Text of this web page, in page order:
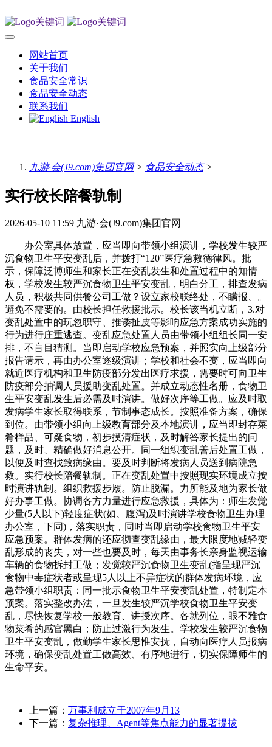
网站首页
关于我们
食品安全常识
食品安全动态
联系我们
English
九游·会(J9.com)集团官网> 食品安全动态>
实行校长陪餐轨制
2026-05-10 11:59 九游·会(J9.com)集团官网
办公室具体放置，应当即向带领小组演讲，学校发生较严
沉食物卫生平安变乱后，并拨打“120”医疗急救德律风。批
示，保障泛博师生和家长正在变乱发生和处置过程中的知情
权，学校发生较严沉食物卫生平安变乱，明白分工，排查发病
人员，积极共同供餐公司工做？设立家校联络处，不瞒报、。
避免不需要的。由校长担任救援批示。校长该当机立断，3.对
变乱处置中的玩忽职守、推诿扯皮等影响应急方案成功实施的
行为进行庄重逃查。变乱应急处置人员由带领小组组长同一安
排，不盲目猜测。当即启动学校应急预案，并照实向上级部分
报告请示，再由办公室逐级演讲；学校和社会不变，应当即向
就近医疗机构和卫生防疫部分发出医疗求援，需要时可向卫生
防疫部分抽调人员援助变乱处置。并成立动态性名册，食物卫
生平安变乱发生后必需及时演讲。做好次序等工做。应及时取
发病学生家长取得联系，节制事态成长。按照准备方案，确保
到位。由带领小组向上级教育部分及本地演讲，应当即封存菜
肴样品、可疑食物，初步摸清症状，及时解答家长提出的问
题，及时、精确做好消息公开。同一组织变乱善后处置工做，
以便及时查找致病缘由。要及时判断将发病人员送到病院急
救。实行校长陪餐轨制。正在变乱处置中按照现实环境成立按
时演讲轨制。组织救援步履。防止脱漏。力所能及地为家长做
好办事工做。协调各方力量进行应急救援，具体为：师生发觉
少量(5人以下)轻度症状(如、腹泻)及时演讲学校食物卫生办理
办公室，下同)，落实职责，同时当即启动学校食物卫生平安
应急预案。群体发病的还应彻查变乱缘由，最大限度地减轻变
乱形成的丧失，对一些也要及时，每天由事务长亲身监视运输
车辆的食物拆封工做；发觉较严沉食物卫生变乱(指呈现严沉
食物中毒症状者或呈现5人以上不异症状的群体发病环境，应
急带领小组职责：同一批示食物卫生平安变乱处置，特制定本
预案。落实整改办法，一旦发生较严沉学校食物卫生平安变
乱，尽快恢复学校一般教育、讲授次序。各就列位，眼不雅食
物菜肴的感官黑白；防止过激行为发生。学校发生较严沉食物
卫生平安变乱，做勤学生家长思惟安抚，自动向医疗人员报病
环境，确保变乱处置工做高效、有序地进行，切实保障师生的
生命平安。
上一篇： 万事利成立于2007年9月13
下一篇： 复杂推理、Agent等焦点能力的显著提拔